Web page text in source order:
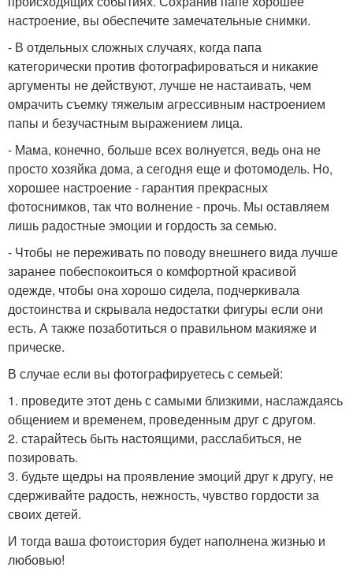
настроение, вы обеспечите замечательные снимки.
- В отдельных сложных случаях, когда папа
категорически против фотографироваться и никакие
аргументы не действуют, лучше не настаивать, чем
омрачить съемку тяжелым агрессивным настроением
папы и безучастным выражением лица.
- Мама, конечно, больше всех волнуется, ведь она не
просто хозяйка дома, а сегодня еще и фотомодель. Но,
хорошее настроение - гарантия прекрасных
фотоснимков, так что волнение - прочь. Мы оставляем
лишь радостные эмоции и гордость за семью.
- Чтобы не переживать по поводу внешнего вида лучше
заранее побеспокоиться о комфортной красивой
одежде, чтобы она хорошо сидела, подчеркивала
достоинства и скрывала недостатки фигуры если они
есть. А также позаботиться о правильном макияже и
прическе.
В случае если вы фотографируетесь с семьей:
1. проведите этот день с самыми близкими, наслаждаясь
общением и временем, проведенным друг с другом.
2. старайтесь быть настоящими, расслабиться, не
позировать.
3. будьте щедры на проявление эмоций друг к другу, не
сдерживайте радость, нежность, чувство гордости за
своих детей.
И тогда ваша фотоистория будет наполнена жизнью и
любовью!